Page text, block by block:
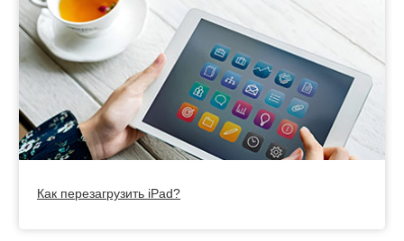
Как перезагрузить iPad?